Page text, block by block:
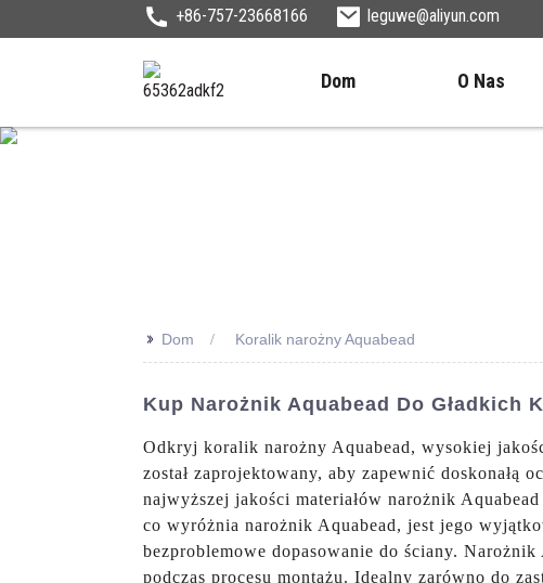
+86-757-23668166 leguwe@aliyun.com
Dom O Nas
>> Dom Koralik narożny Aquabead
Kup Narożnik Aquabead Do Gładkich
Odkryj koralik narożny Aquabead, wysokiej
został zaprojektowany, aby zapewnić
najwyższej jakości materiałów narożnik
co wyróżnia narożnik Aquabead, jest jego
bezproblemowe dopasowanie do ściany.
podczas procesu montażu. Idealny zarówno do